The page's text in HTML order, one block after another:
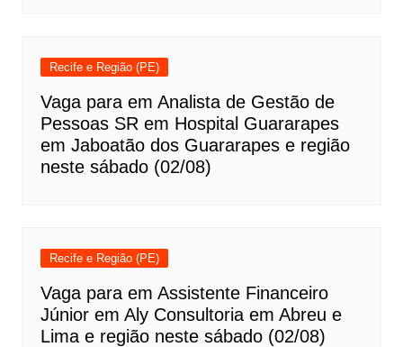
Recife e Região (PE)
Vaga para em Analista de Gestão de
Pessoas SR em Hospital Guararapes
em Jaboatão dos Guararapes e região
neste sábado (02/08)
Recife e Região (PE)
Vaga para em Assistente Financeiro
Júnior em Aly Consultoria em Abreu e
Lima e região neste sábado (02/08)